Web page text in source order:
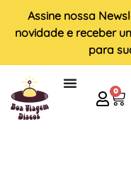
Assine nossa
novidade e receber
para
0